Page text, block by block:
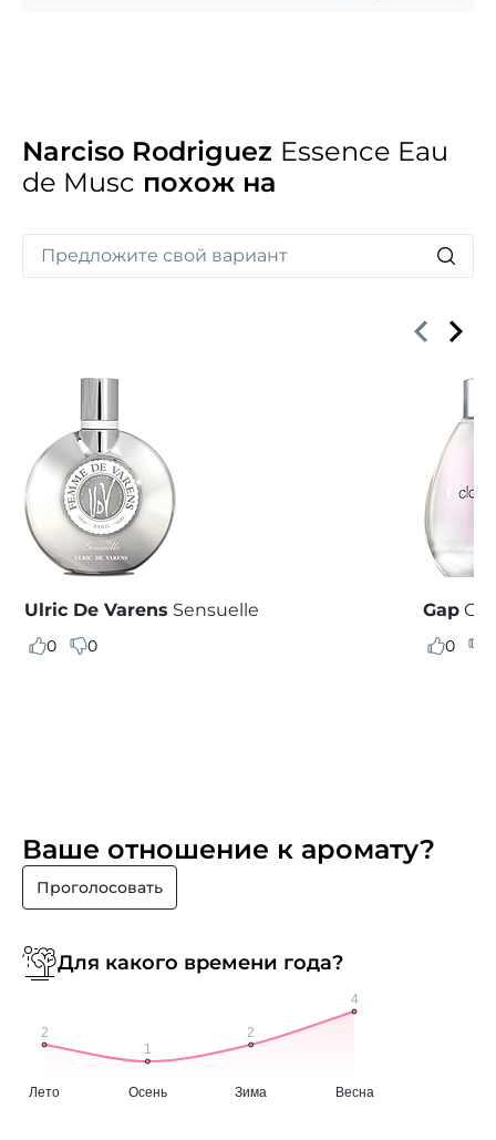
Narciso Rodriguez Essence Eau
de Musc похож на
Ulric De Varens Sensuelle
0 0
Gap
0
Ваше отношение к аромату?
Проголосовать
Для какого времени года?